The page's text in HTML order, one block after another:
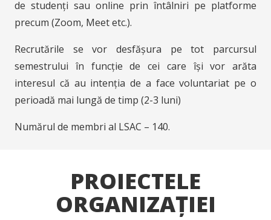
de studenți sau online prin întâlniri pe platforme
precum (Zoom, Meet etc.).
Recrutările se vor desfășura pe tot parcursul
semestrului în funcție de cei care își vor arăta
interesul că au intenția de a face voluntariat pe o
perioadă mai lungă de timp (2-3 luni)
Numărul de membri al LSAC – 140.
PROIECTELE
ORGANIZAȚIEI